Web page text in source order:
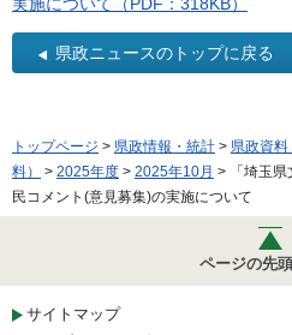
実施について（PDF：318KB）
県政ニュースのトップに戻る
トップページ > 県政情報・統計 > 県政資料
料）
> 2025年度 > 2025年10月 > 「埼玉県
民コメント(意見募集)の実施について
ページの先
サイトマップ